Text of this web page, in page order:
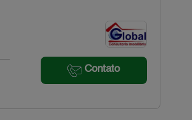
Contato